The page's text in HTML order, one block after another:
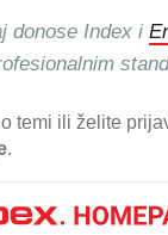
donose Index i
temi ili želite
.